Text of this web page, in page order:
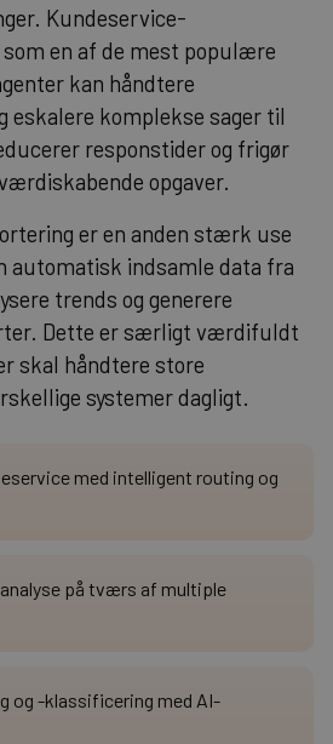
Kundeservice-
en af de mest populære
kan håndtere
eskalere komplekse sager til
responstider og frigør
opgaver.
er en anden stærk use
automatisk indsamle data fra
trends og generere
Dette er særligt værdifuldt
skal håndtere store
systemer dagligt.
med intelligent routing og
på tværs af multiple
og -klassificering med AI-